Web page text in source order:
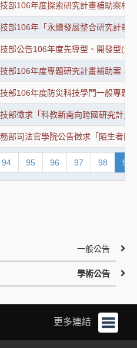
技部106年度探索研究計畫補助案相
技部106年「永續發展整合研究計
技部公告106年度先導型、開發型(
技部106年度專題研究計畫補助案
技部106年度防災科技學門一般專
技部徵求「科教新南向跨國研究計
務部司法官學院公告徵求「陌生者
94 95 96 97 98 99
一般公告
學術公告
更多連結